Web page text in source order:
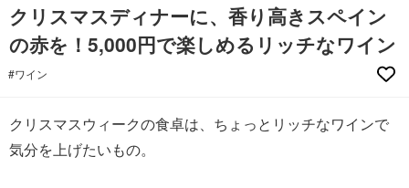
クリスマスディナーに、香り高きスペイン
の赤を！5,000円で楽しめるリッチなワイン
#ワイン
クリスマスウィークの食卓は、ちょっとリッチなワインで
気分を上げたいもの。